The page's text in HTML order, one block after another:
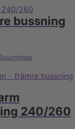
bussning
240/260